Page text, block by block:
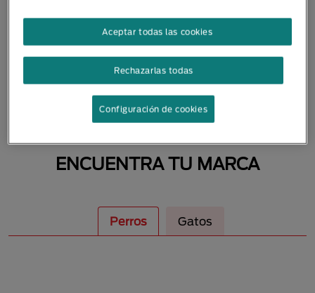
ENCUENTRA TU MARCA
Perros Gatos
Rechazarlas todas
Aceptar todas las cookies
Configuración de cookies